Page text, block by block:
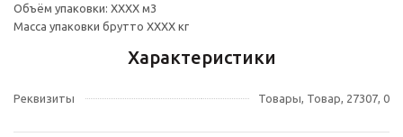
Объём упаковки: ХХХХ м3
Масса упаковки брутто ХХХХ кг
Характеристики
Реквизиты Товары, Товар, 27307, 0